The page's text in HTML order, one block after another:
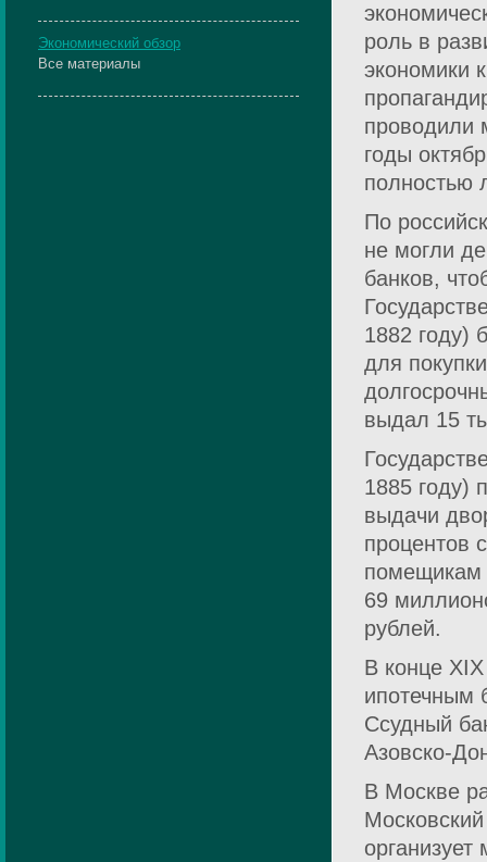
роль в
экономики
проводили
годы
полностью
По
не могли
банков,
1882 году)
для
выдал 15
1885 году)
выдачи
процентов
помещикам
69
рублей.
В конце
ипотечным
Ссудный
Азовско-
В Москве
Экономический обзор
Все материалы